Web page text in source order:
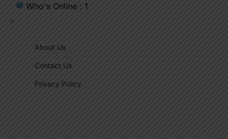
Who's Online : 1
"
About Us
Contact Us
Privacy Policy